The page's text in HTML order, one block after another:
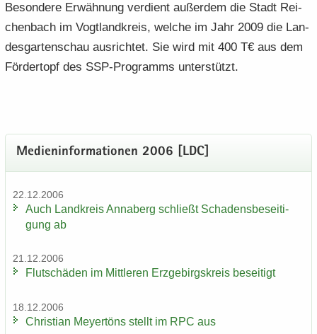
Be­son­de­re Er­wäh­nung ver­dient au­ßer­dem die Stadt Rei­
chen­bach im Vogt­land­kreis, wel­che im Jahr 2009 die Lan­
des­gar­ten­schau aus­rich­tet. Sie wird mit 400 T€ aus dem
För­der­topf des SSP-​Programms un­ter­stützt.
Me­di­en­in­for­ma­tio­nen 2006 [LDC]
22.12.2006
Auch Land­kreis An­na­berg schließt Scha­dens­be­sei­ti­
gung ab
21.12.2006
Flut­schä­den im Mitt­le­ren Erz­ge­birgs­kreis be­sei­tigt
18.12.2006
Chris­ti­an Mey­er­töns stellt im RPC aus